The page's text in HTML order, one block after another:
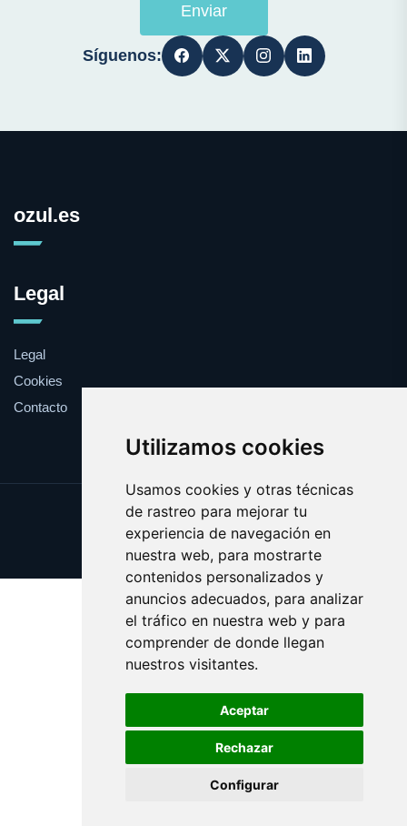
Utilizamos cookies
Usamos cookies y otras técnicas
de rastreo para mejorar tu
experiencia de navegación en
nuestra web, para mostrarte
contenidos personalizados y
anuncios adecuados, para analizar
el tráfico en nuestra web y para
comprender de donde llegan
nuestros visitantes.
Aceptar
Rechazar
Configurar
Enviar
Síguenos:
ozul.es
Legal
Legal
Cookies
Contacto
Update cookies preferences
Copyright © 2025 ozul.es